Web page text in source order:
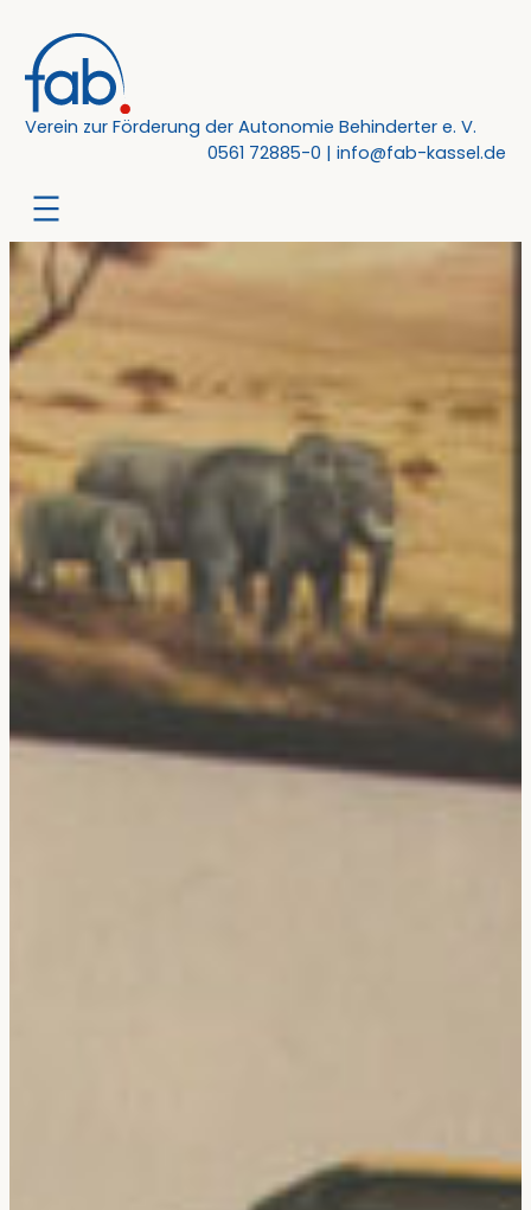
Inhalt
springen
Verein zur Förderung der Autonomie Behinderter e. V.
0561 72885-0 | info@fab-kassel.de